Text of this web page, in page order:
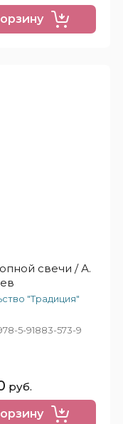
свечи / А.
"Традиция"
5-91883-573-9
руб.